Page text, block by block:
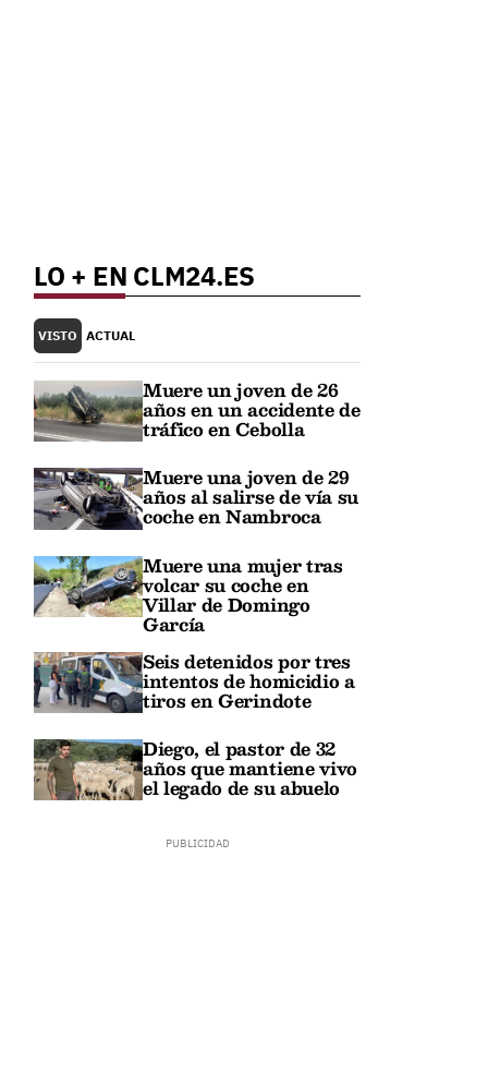
LO + EN CLM24.ES
VISTO ACTUAL
Muere un joven de 26
años en un accidente de
tráfico en Cebolla
Muere una joven de 29
años al salirse de vía su
coche en Nambroca
Muere una mujer tras
volcar su coche en
Villar de Domingo
García
Seis detenidos por tres
intentos de homicidio a
tiros en Gerindote
Diego, el pastor de 32
años que mantiene vivo
el legado de su abuelo